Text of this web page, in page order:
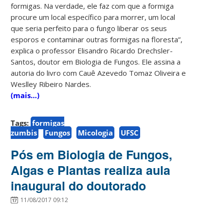
formigas. Na verdade, ele faz com que a formiga
procure um local específico para morrer, um local
que seria perfeito para o fungo liberar os seus
esporos e contaminar outras formigas na floresta”,
explica o professor Elisandro Ricardo Drechsler-
Santos, doutor em Biologia de Fungos. Ele assina a
autoria do livro com Cauê Azevedo Tomaz Oliveira e
Weslley Ribeiro Nardes.
(mais…)
Tags: formigas
zumbis
Fungos Micologia UFSC
Pós em Biologia de Fungos,
Algas e Plantas realiza aula
inaugural do doutorado
11/08/2017 09:12